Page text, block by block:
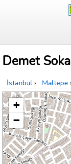
Demet
İstanbul › Maltepe ›
+
−